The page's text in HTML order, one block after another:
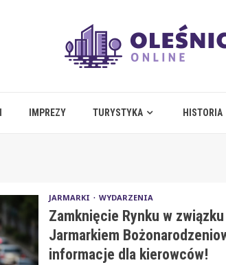
IMPREZY TURYSTYKA HISTORIA
JARMARKI WYDARZENIA
Zamknięcie Rynku w
Jarmarkiem
informacje dla kierowców!